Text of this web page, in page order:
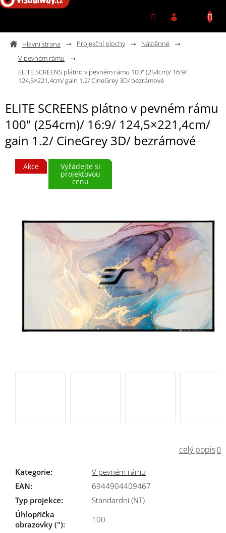
Přejít na obsah
Projekční plochy
Nástěnné
V pevném rámu
ELITE SCREENS plátno v pevném rámu 100" (254cm)/ 16:9/
124,5×221,4cm/ gain 1.2/ CineGrey 3D/ bezrámové
ELITE SCREENS plátno v pevném rámu
100" (254cm)/ 16:9/ 124,5×221,4cm/
gain 1.2/ CineGrey 3D/ bezrámové
Akce Vyžádejte si
projektovou
cenu
celý popis
Kategorie:
V pevném rámu
EAN:
6944904409467
Typ projekce:
Standardní (NT)
Úhlopříčka
obrazovky ("):
100